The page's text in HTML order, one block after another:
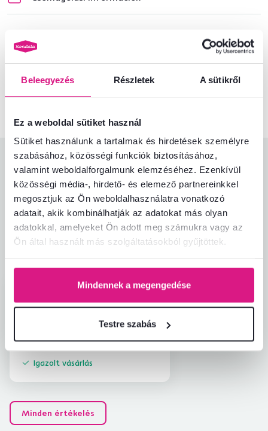
Beleegyezés Részletek A sütikről
Ez a weboldal sütiket használ
Sütiket használunk a tartalmak és hirdetések személyre
szabásához, közösségi funkciók biztosításához,
valamint weboldalforgalmunk elemzéséhez. Ezenkívül
közösségi média-, hirdető- és elemező partnereinkkel
megosztjuk az Ön weboldalhasználatra vonatkozó
adatait, akik kombinálhatják az adatokat más olyan
adatokkal, amelyeket Ön adott meg számukra vagy az
Ön által használt más szolgáltatásokból gyűjtöttek.
Mindennek a megengedése
Testre szabás
Nem találta meg a szükséges információkat?
Vegye fel velünk a kapcsolatot, és örömmel adunk tanácsot
Termékértékelések
5,0
1ellenőrzött
termékértékelés
Könnyű összeszerelés
5,0
Termékminőség
5,0
Megfelel az elvárásoknak
5,0
A termék csomagolása
5,0
Ár-érték arány
5,0
B
4.12.2025, Kežmarok,
hviezdičiek
Értékelés ugyanahhoz a modellhez, de más
Igazolt vásárlás
Minden értékelés